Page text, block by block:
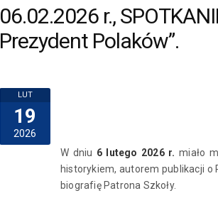
06.02.2026 r.,
Prezydent Polaków”.
LUT
19
2026
W dniu 6 lutego 2026 r.miało
historykiem, autorem publikacji o
biografię Patrona Szkoły.